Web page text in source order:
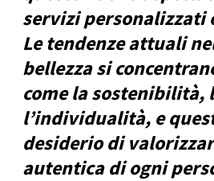
servizi personalizzati
Le tendenze attuali
bellezza si
come la sostenibilità,
l’individualità, e
desiderio di
autentica di ogni